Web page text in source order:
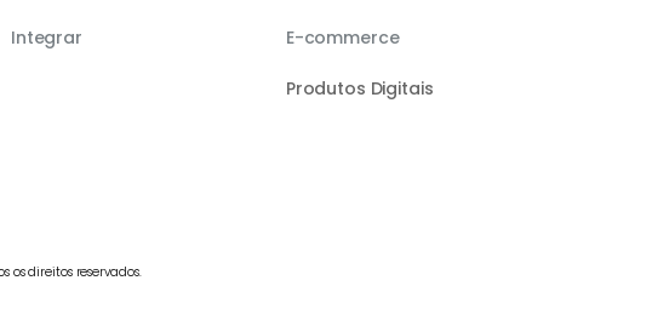
Integrar E-commerce
Produtos Digitais
os direitos reservados.